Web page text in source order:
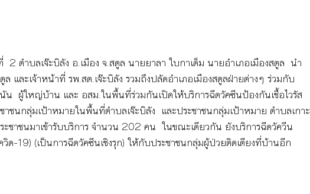
2 ตำบลเจ๊ะบิลัง อ.เมือง จ.สตูล นายยาลา ใบกาเด็ม นายอำเภอเมืองสตูล  นำ
และเจ้าหน้าที่ รพ.สต.เจ๊ะบิลัง รวมถึงปลัดอำเภอเมืองสตูลฝ่ายต่างๆ ร่วมกับ
น  ผู้ใหญ่บ้าน และ อสม.ในพื้นที่ร่วมกันเปิดให้บริการฉีดวัคซีนป้องกันเชื้อไวรัส
าชนกลุ่มเป้าหมายในพื้นที่ตำบลเจ๊ะบิลัง  และประชาชนกลุ่มเป้าหมาย ตำบลเกาะ
ชาชนมาเข้ารับบริการ จำนวน 202 คน  ในขณะเดียวกัน ยังบริการฉีดวัควีน
วิด-19) (เป็นการฉีดวัคซีนเชิงรุก) ให้กับประชาชนกลุ่มผู้ป่วยติดเตียงที่บ้านอีก